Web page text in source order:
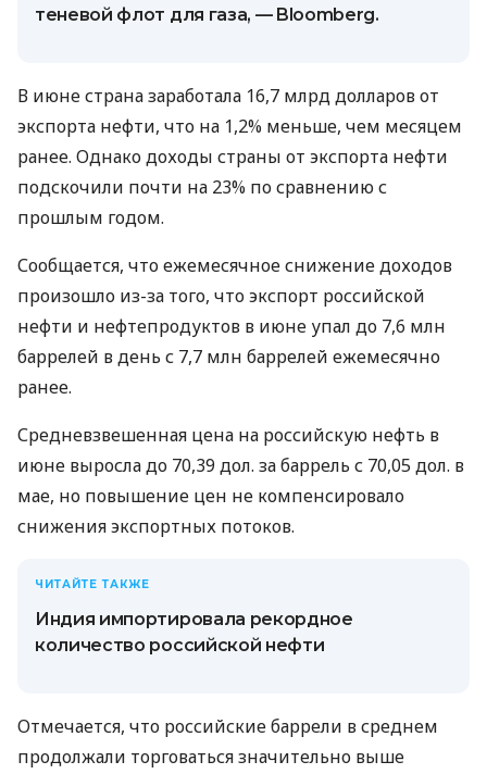
теневой флот для газа, — Bloomberg.
В июне страна заработала 16,7 млрд долларов от
экспорта нефти, что на 1,2% меньше, чем месяцем
ранее. Однако доходы страны от экспорта нефти
подскочили почти на 23% по сравнению с
прошлым годом.
Сообщается, что ежемесячное снижение доходов
произошло из-за того, что экспорт российской
нефти и нефтепродуктов в июне упал до 7,6 млн
баррелей в день с 7,7 млн ​​баррелей ежемесячно
ранее.
Средневзвешенная цена на российскую нефть в
июне выросла до 70,39 дол. за баррель с 70,05 дол. в
мае, но повышение цен не компенсировало
снижения экспортных потоков.
ЧИТАЙТЕ ТАКЖЕ
Индия импортировала рекордное
количество российской нефти
Отмечается, что российские баррели в среднем
продолжали торговаться значительно выше